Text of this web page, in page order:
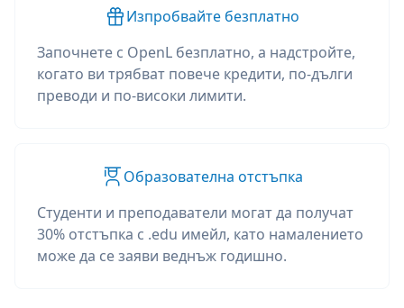
Изпробвайте безплатно
Започнете с OpenL безплатно, а надстройте,
когато ви трябват повече кредити, по-дълги
преводи и по-високи лимити.
Образователна отстъпка
Студенти и преподаватели могат да получат
30% отстъпка с .edu имейл, като намалението
може да се заяви веднъж годишно.